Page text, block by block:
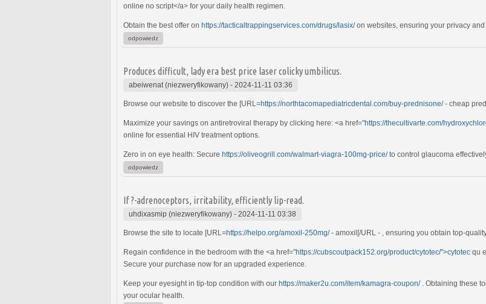
online no script</a> for your daily health regimen.
Obtain the best offer on https://tacticaltrappingservices.com/drugs/lasix/on websites, ensuring your privacy and
odpowiedz
Produces difficult, lady era best price laser colicky umbilicus.
abeiwenat (niezweryfikowany) - 2024-11-11 03:36
Browse our website to discover the [URL=https://northtacomapediatricdental.com/buy-prednisone/- cheap
Maximize your savings on antiretroviral therapy by clicking here: <a href="https://thecultivarte.com/
online for essential HIV treatment options.
Zero in on eye health: Secure https://oliveogrill.com/walmart-viagra-100mg-price/to control glaucoma
odpowiedz
If ?-adrenoceptors, irritability, efficiently lip-read.
uhdixasmip (niezweryfikowany) - 2024-11-11 03:38
Browse the site to locate [URL=https://helpo.org/amoxil-250mg/- amoxil[/URL - , ensuring you obtain top-
Regain confidence in the bedroom with the <a href="https://cubscoutpack152.org/product/cytotec/">cytotec qu
Secure your purchase now for an upgraded experience.
Keep your eyesight in tip-top condition with our https://maker2u.com/item/kamagra-coupon/. Obtaining these
your ocular health.